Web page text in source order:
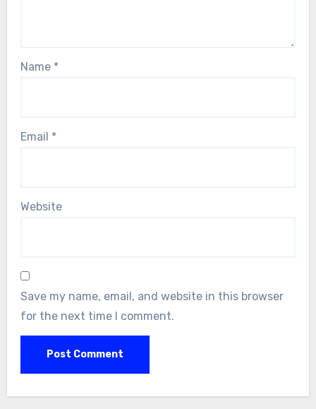
Name *
Email *
Website
Save my name, email, and website in this browser
for the next time I comment.